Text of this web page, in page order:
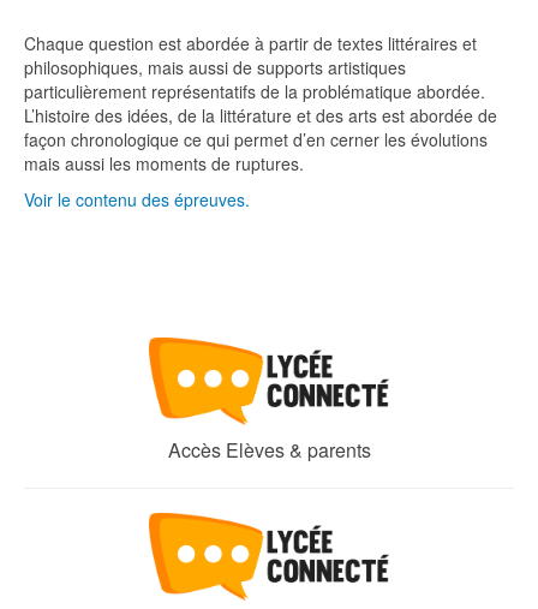
Chaque question est abordée à partir de textes littéraires et
philosophiques, mais aussi de supports artistiques
particulièrement représentatifs de la problématique abordée.
L’histoire des idées, de la littérature et des arts est abordée de
façon chronologique ce qui permet d’en cerner les évolutions
mais aussi les moments de ruptures.
Voir le contenu des épreuves.
Accès Elèves & parents